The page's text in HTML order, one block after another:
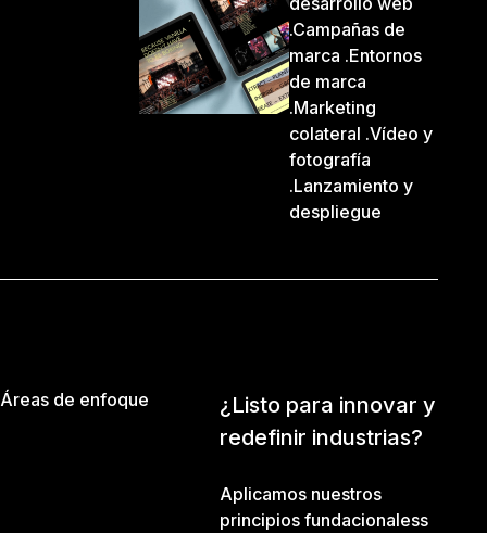
.Campañas de
marca .Entornos
de marca
.Marketing
colateral .Vídeo y
fotografía
.Lanzamiento y
despliegue
Áreas de enfoque
¿Listo para innovar y
redefinir industrias?
Aplicamos nuestros
principios fundacionaless